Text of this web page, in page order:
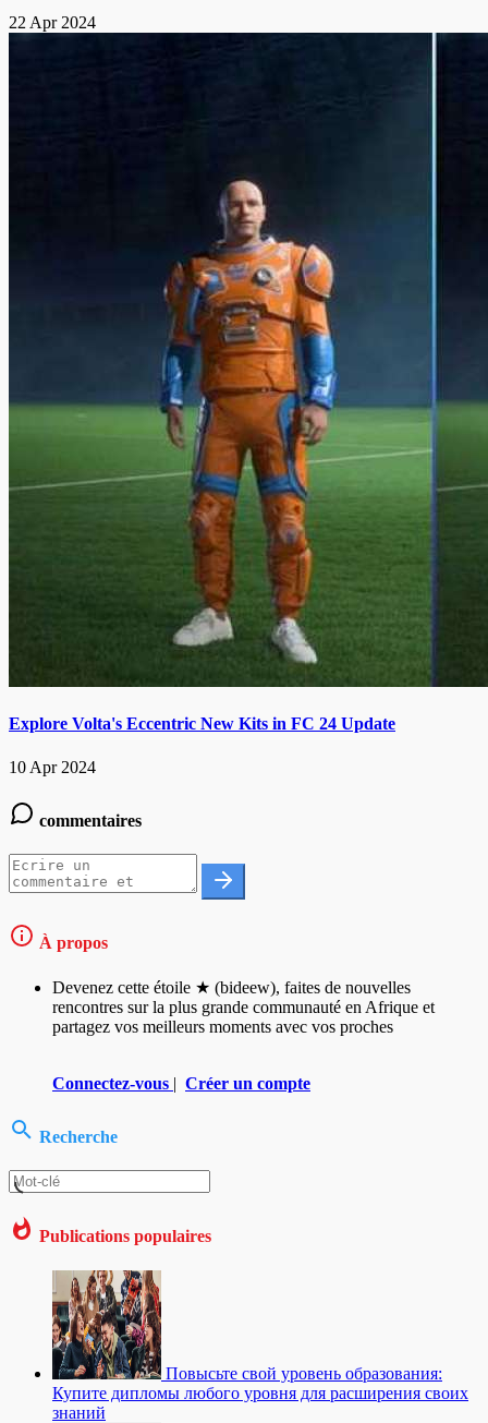
22 Apr 2024
Explore Volta's Eccentric New Kits in FC 24 Update
10 Apr 2024
commentaires
À propos
Devenez cette étoile ★ (bideew), faites de nouvelles
rencontres sur la plus grande communauté en Afrique et
partagez vos meilleurs moments avec vos proches
Connectez-vous | Créer un compte
Recherche
Publications populaires
Повысьте свой уровень образования:
Купите дипломы любого уровня для расширения своих
знаний